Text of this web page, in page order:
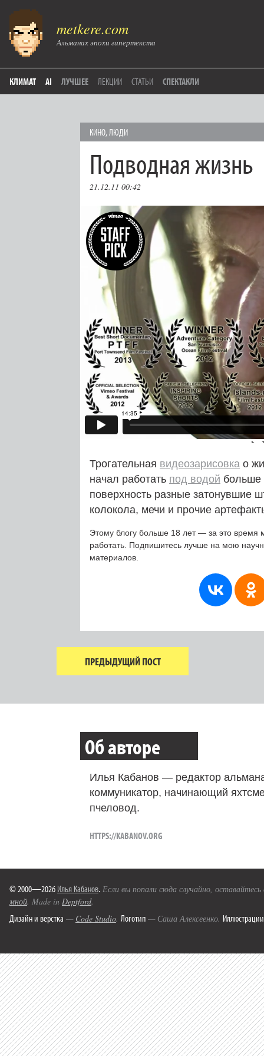
metkere.com
Альманах эпохи гипертекста
КЛИМАТ AI ЛУЧШЕЕ ЛЕКЦИИ СТАТЬИ СПЕКТАКЛИ
КИНО,ЛЮДИ
Подводная жизнь
21.12.11 00:42
Трогательная видеозарисовка о
начал работать под водой больше
поверхность разные затонувшие
колокола, мечи и прочие
Этому блогу больше 18 лет — за это время
работать. Подпишитесь лучше на мою
материалов.
ПРЕДЫДУЩИЙ ПОСТ
Об авторе
Илья Кабанов — редактор
коммуникатор, начинающий
пчеловод.
HTTPS://KABANOV.ORG
© 2000—2026 Илья Кабанов. Если вы попали сюда случайно,
мной. Made in Deptford.
Дизайн и верстка — Code Studio. Логотип — Саша Алексеенко. Иллюстрации